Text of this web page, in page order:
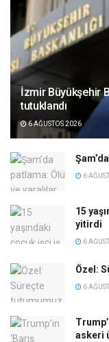
İzmir Büyükşehir
tutuklandı
6 AĞUSTOS 2026
6
15
yitirdi
6
Özel:
6
askeri